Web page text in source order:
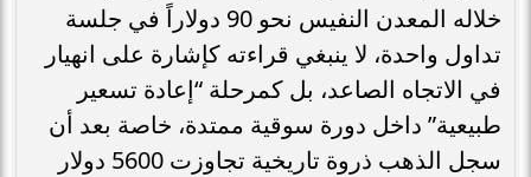
خلاله المعدن النفيس نحو 90 دولاراً في جلسة
تداول واحدة، لا ينبغي قراءته كإشارة على انهيار
في الاتجاه الصاعد، بل كمرحلة “إعادة تسعير
طبيعية” داخل دورة سوقية ممتدة، خاصة بعد أن
سجل الذهب ذروة تاريخية تجاوزت 5600 دولار